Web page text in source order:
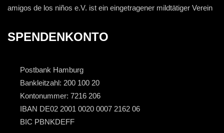
amigos de los niños e.V. ist ein eingetragener mildtätiger Verein
SPENDENKONTO
Postbank Hamburg
Bankleitzahl: 200 100 20
Kontonummer: 7216 206
IBAN DE02 2001 0020 0007 2162 06
BIC PBNKDEFF